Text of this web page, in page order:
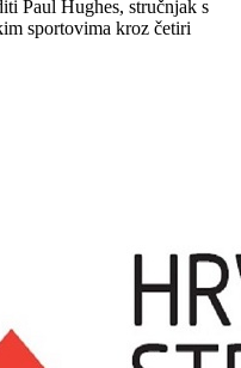
Paul Hughes, stručnjak s
sportovima kroz četiri